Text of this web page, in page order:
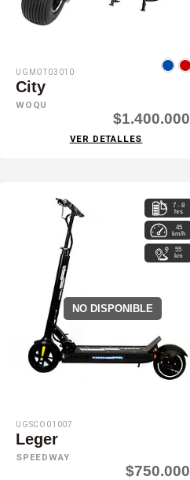
UGMOT03010
City
WOQU
$1.400.000
VER DETALLES
NO DISPONIBLE
7 - 8
hrs
45
km/h
55
km
UGSCO01007
Leger
SPEEDWAY
$750.000